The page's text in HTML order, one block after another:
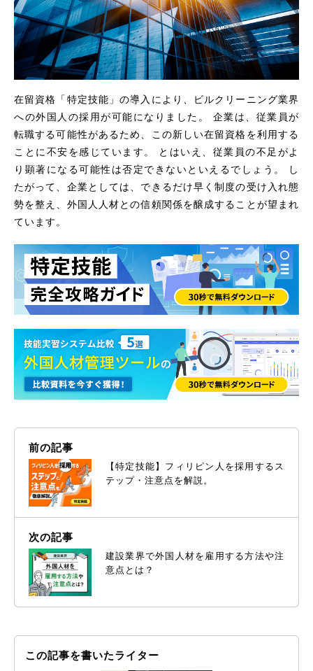
在留資格「特定技能」の導入により、ビルクリーニング業界
への外国人の採用が可能になりました。 企業は、従業員が
転職する可能性があるため、この新しい在留資格を利用する
ことに不安を感じています。 とはいえ、従業員の不足がよ
り顕著になる可能性は否定できないといえるでしょう。 し
たがって、企業としては、できるだけ早く制度の受け入れ態
勢を整え、外国人人材との信頼関係を醸成することが望まれ
ています。
前の記事
【特定技能】フィリピン人を採用するス
テップ・注意点を解説。
次の記事
建設業界で外国人材を雇用する方法や注
意点とは？
この記事を書いたライター